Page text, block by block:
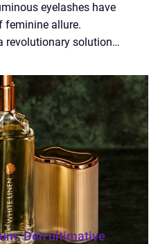
eyelashes have
feminine allure.
revolutionary solution
this article, we...
Den ultimative